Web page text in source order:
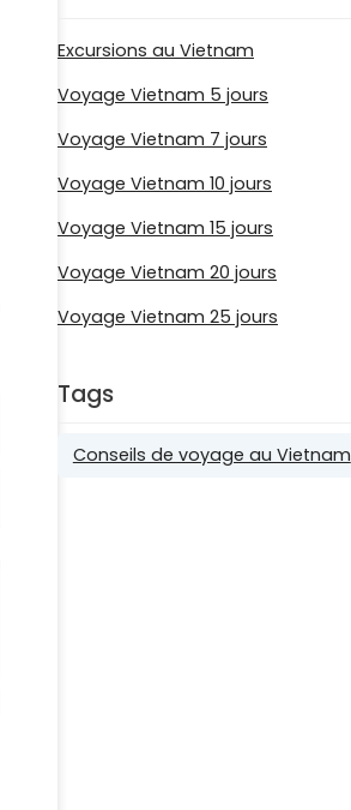
Excursions au Vietnam
Voyage Vietnam 5 jours
Voyage Vietnam 7 jours
Voyage Vietnam 10 jours
Voyage Vietnam 15 jours
Voyage Vietnam 20 jours
Voyage Vietnam 25 jours
Tags
Conseils de voyage au Vietnam